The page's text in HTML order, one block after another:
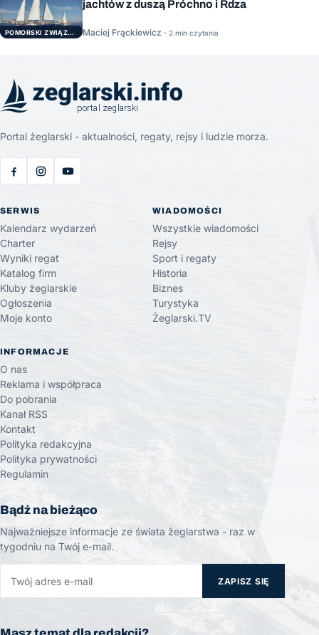
POMORSKI ZWIĄZEK ŻEGLARSKI
jachtów z duszą Próchno i Rdza
Maciej Frąckiewicz · 2 min czytania
Portal żeglarski - aktualności, regaty, rejsy i ludzie morza.
SERWIS
Kalendarz wydarzeń
Charter
Wyniki regat
Katalog firm
Kluby żeglarskie
Ogłoszenia
Moje konto
WIADOMOŚCI
Wszystkie wiadomości
Rejsy
Sport i regaty
Historia
Biznes
Turystyka
Żeglarski.TV
INFORMACJE
O nas
Reklama i współpraca
Do pobrania
Kanał RSS
Kontakt
Polityka redakcyjna
Polityka prywatności
Regulamin
Bądź na bieżąco
Najważniejsze informacje ze świata żeglarstwa - raz w
tygodniu na Twój e-mail.
ZAPISZ SIĘ